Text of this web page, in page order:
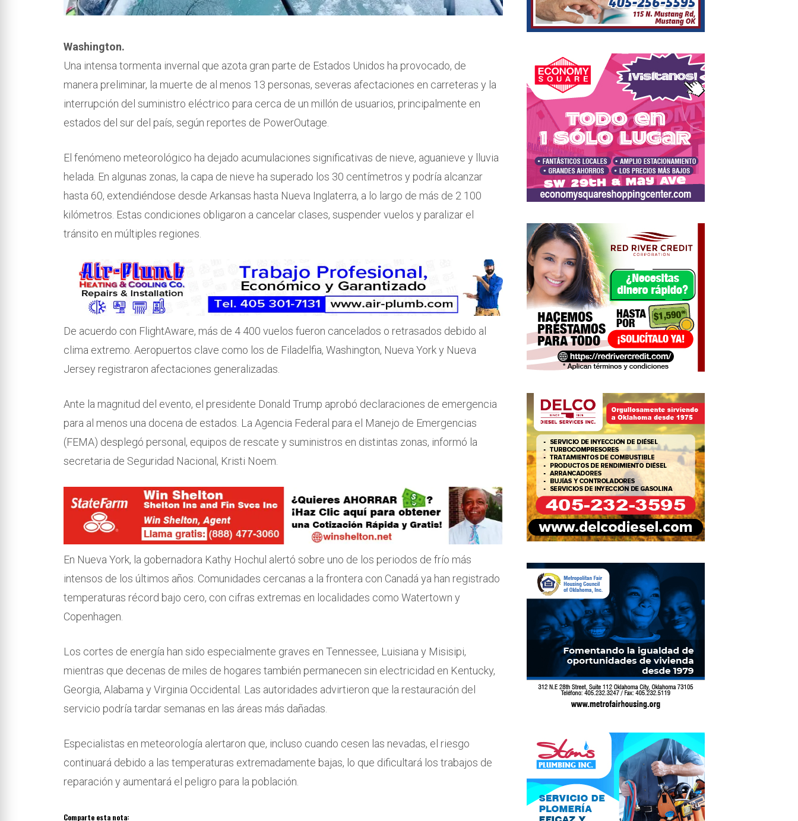
Washington.
Una intensa tormenta invernal que azota gran parte de Estados Unidos ha provocado, de
manera preliminar, la muerte de al menos 13 personas, severas afectaciones en carreteras y la
interrupción del suministro eléctrico para cerca de un millón de usuarios, principalmente en
estados del sur del país, según reportes de PowerOutage.
El fenómeno meteorológico ha dejado acumulaciones significativas de nieve, aguanieve y lluvia
helada. En algunas zonas, la capa de nieve ha superado los 30 centímetros y podría alcanzar
hasta 60, extendiéndose desde Arkansas hasta Nueva Inglaterra, a lo largo de más de 2 100
kilómetros. Estas condiciones obligaron a cancelar clases, suspender vuelos y paralizar el
tránsito en múltiples regiones.
De acuerdo con FlightAware, más de 4 400 vuelos fueron cancelados o retrasados debido al
clima extremo. Aeropuertos clave como los de Filadelfia, Washington, Nueva York y Nueva
Jersey registraron afectaciones generalizadas.
Ante la magnitud del evento, el presidente Donald Trump aprobó declaraciones de emergencia
para al menos una docena de estados. La Agencia Federal para el Manejo de Emergencias
(FEMA) desplegó personal, equipos de rescate y suministros en distintas zonas, informó la
secretaria de Seguridad Nacional, Kristi Noem.
En Nueva York, la gobernadora Kathy Hochul alertó sobre uno de los periodos de frío más
intensos de los últimos años. Comunidades cercanas a la frontera con Canadá ya han registrado
temperaturas récord bajo cero, con cifras extremas en localidades como Watertown y
Copenhagen.
Los cortes de energía han sido especialmente graves en Tennessee, Luisiana y Misisipi,
mientras que decenas de miles de hogares también permanecen sin electricidad en Kentucky,
Georgia, Alabama y Virginia Occidental. Las autoridades advirtieron que la restauración del
servicio podría tardar semanas en las áreas más dañadas.
Especialistas en meteorología alertaron que, incluso cuando cesen las nevadas, el riesgo
continuará debido a las temperaturas extremadamente bajas, lo que dificultará los trabajos de
reparación y aumentará el peligro para la población.
Comparte esta nota: